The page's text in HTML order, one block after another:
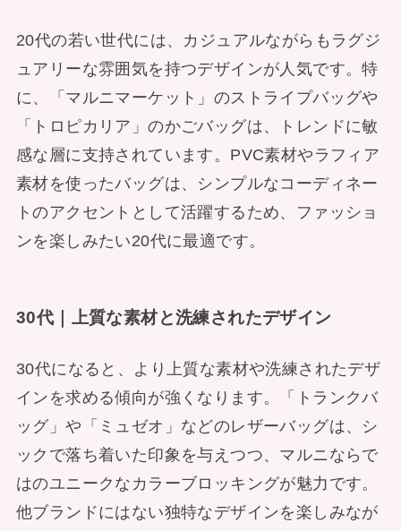
20代の若い世代には、カジュアルながらもラグジ
ュアリーな雰囲気を持つデザインが人気です。特
に、「マルニマーケット」のストライプバッグや
「トロピカリア」のかごバッグは、トレンドに敏
感な層に支持されています。PVC素材やラフィア
素材を使ったバッグは、シンプルなコーディネー
トのアクセントとして活躍するため、ファッショ
ンを楽しみたい20代に最適です。
30代｜上質な素材と洗練されたデザイン
30代になると、より上質な素材や洗練されたデザ
インを求める傾向が強くなります。「トランクバ
ッグ」や「ミュゼオ」などのレザーバッグは、シ
ックで落ち着いた印象を与えつつ、マルニならで
はのユニークなカラーブロッキングが魅力です。
他ブランドにはない独特なデザインを楽しみなが